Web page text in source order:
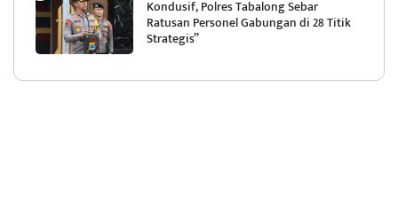
Kondusif, Polres Tabalong Sebar
Ratusan Personel Gabungan di 28 Titik
Strategis”